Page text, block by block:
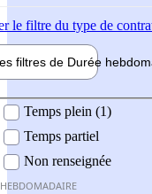
le filtre du type de
filtres de Durée hebdo
Temps plein (1)
Temps partiel
Non renseignée